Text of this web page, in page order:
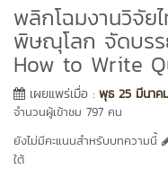
พลิกโฉมงานวิจัย
พิษณุโลก จัดบร
How to Write
เผยแพร่เมื่อ : พุธ 25 มีนาค
จำนวนผู้เข้าชม 797 คน
ยังไม่มีคะแนนสำหรับบทความนี้
ใต้